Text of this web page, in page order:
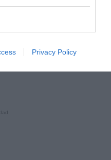
Privacy Policy